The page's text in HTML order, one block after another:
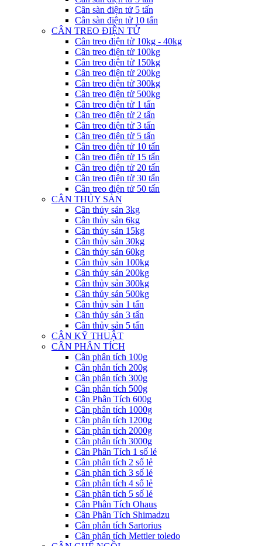
Cân sàn điện tử 5 tấn
Cân sàn điện tử 10 tấn
CÂN TREO ĐIỆN TỬ
Cân treo điện tử 10kg - 40kg
Cân treo điện tử 100kg
Cân treo điện tử 150kg
Cân treo điện tử 200kg
Cân treo điện tử 300kg
Cân treo điện tử 500kg
Cân treo điện tử 1 tấn
Cân treo điện tử 2 tấn
Cân treo điện tử 3 tấn
Cân treo điện tử 5 tấn
Cân treo điện tử 10 tấn
Cân treo điện tử 15 tấn
Cân treo điện tử 20 tấn
Cân treo điện tử 30 tấn
Cân treo điện tử 50 tấn
CÂN THỦY SẢN
Cân thủy sản 3kg
Cân thủy sản 6kg
Cân thủy sản 15kg
Cân thủy sản 30kg
Cân thủy sản 60kg
Cân thủy sản 100kg
Cân thủy sản 200kg
Cân thủy sản 300kg
Cân thủy sản 500kg
Cân thủy sản 1 tấn
Cân thủy sản 3 tấn
Cân thủy sản 5 tấn
CÂN KỸ THUẬT
CÂN PHÂN TÍCH
Cân phân tích 100g
Cân phân tích 200g
Cân phân tích 300g
Cân phân tích 500g
Cân Phân Tích 600g
Cân phân tích 1000g
Cân phân tích 1200g
Cân phân tích 2000g
Cân phân tích 3000g
Cân Phân Tích 1 số lẻ
Cân phân tích 2 số lẻ
Cân phân tích 3 số lẻ
Cân phân tích 4 số lẻ
Cân phân tích 5 số lẻ
Cân Phân Tích Ohaus
Cân Phân Tích Shimadzu
Cân phân tích Sartorius
Cân phân tích Mettler toledo